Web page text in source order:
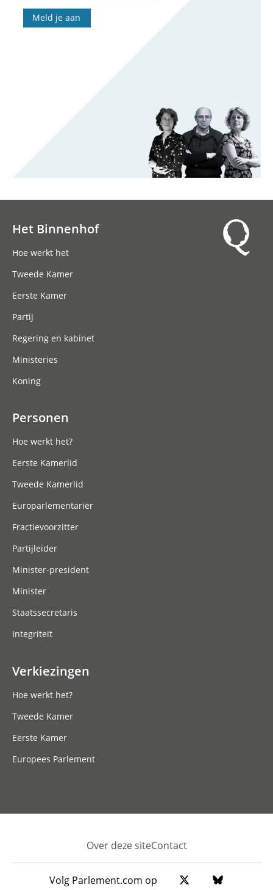
Meld je aan
Het Binnenhof
Hoe werkt het
Tweede Kamer
Eerste Kamer
Partij
Regering en kabinet
Ministeries
Koning
Personen
Hoe werkt het?
Eerste Kamerlid
Tweede Kamerlid
Europarlementariër
Fractievoorzitter
Partijleider
Minister-president
Minister
Staatssecretaris
Integriteit
Verkiezingen
Hoe werkt het?
Tweede Kamer
Eerste Kamer
Europees Parlement
Footer
Over deze siteContact
Volg Parlement.com op